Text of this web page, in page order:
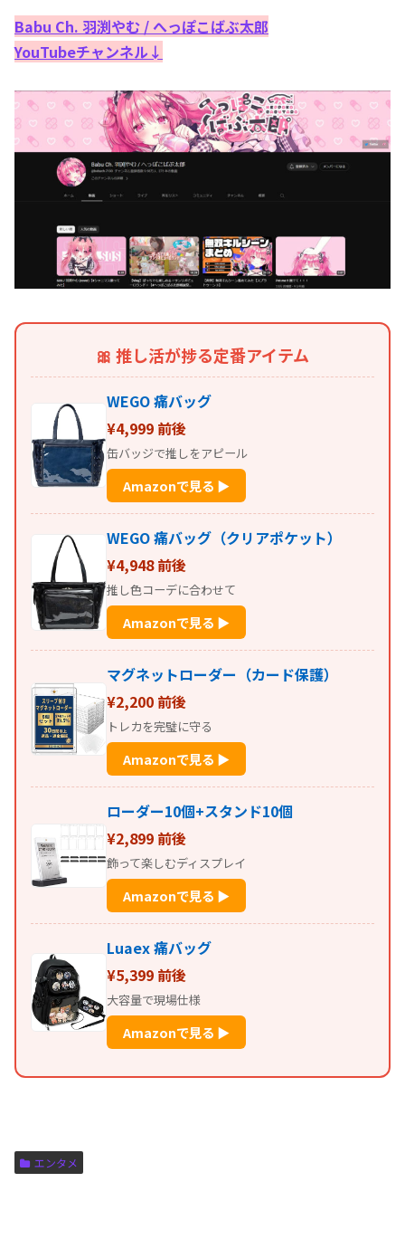
Babu Ch. 羽渕やむ / へっぽこばぶ太郎
YouTubeチャンネル↓
🎀 推し活が捗る定番アイテム
WEGO 痛バッグ
¥4,999 前後
缶バッジで推しをアピール
Amazonで見る ▶
WEGO 痛バッグ（クリアポケット）
¥4,948 前後
推し色コーデに合わせて
Amazonで見る ▶
マグネットローダー（カード保護）
¥2,200 前後
トレカを完璧に守る
Amazonで見る ▶
ローダー10個+スタンド10個
¥2,899 前後
飾って楽しむディスプレイ
Amazonで見る ▶
Luaex 痛バッグ
¥5,399 前後
大容量で現場仕様
Amazonで見る ▶
エンタメ